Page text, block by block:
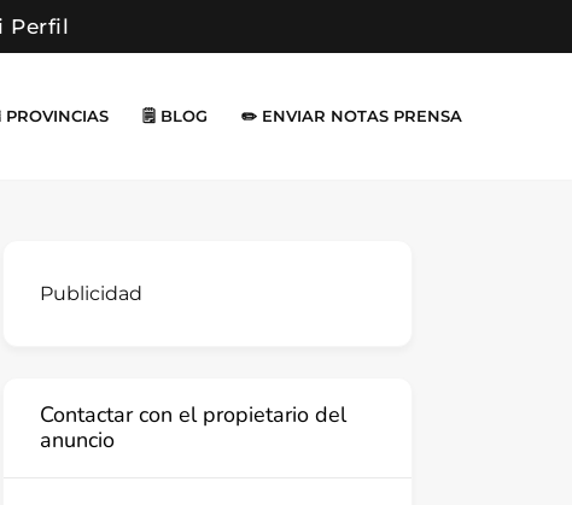
Perfil
PROVINCIAS 🗒️ BLOG ✏️ ENVIAR NOTAS PRENSA
Publicidad
Contactar con el propietario del
anuncio